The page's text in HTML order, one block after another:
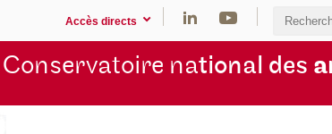
Accès directs
Conservatoire national des